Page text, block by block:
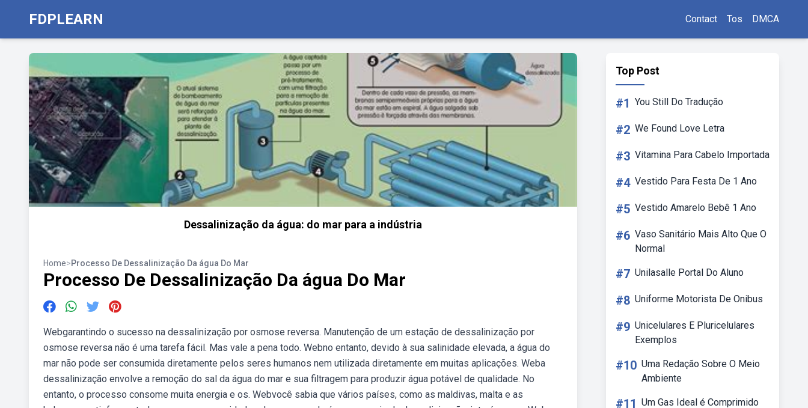
FDPLEARN Contact Tos DMCA
Dessalinização da água: do mar para a indústria
Home>Processo De Dessalinização Da água Do Mar
Processo De Dessalinização Da água Do Mar
Webgarantindo o sucesso na dessalinização por osmose reversa. Manutenção de um estação de dessalinização por
osmose reversa não é uma tarefa fácil. Mas vale a pena todo. Webno entanto, devido à sua salinidade elevada, a água do
mar não pode ser consumida diretamente pelos seres humanos nem utilizada diretamente em muitas aplicações. Weba
dessalinização envolve a remoção do sal da água do mar e sua filtragem para produzir água potável de qualidade. No
entanto, o processo consome muita energia e os. Webvocê sabia que vários países, como as maldivas, malta e as
Top Post
#1 You Still Do Tradução
#2 We Found Love Letra
#3 Vitamina Para Cabelo Importada
#4 Vestido Para Festa De 1 Ano
#5 Vestido Amarelo Bebê 1 Ano
#6 Vaso Sanitário Mais Alto Que O
Normal
#7 Unilasalle Portal Do Aluno
#8 Uniforme Motorista De Onibus
#9 Unicelulares E Pluricelulares
Exemplos
#10 Uma Redação Sobre O Meio
Ambiente
#11 Um Gas Ideal é Comprimido